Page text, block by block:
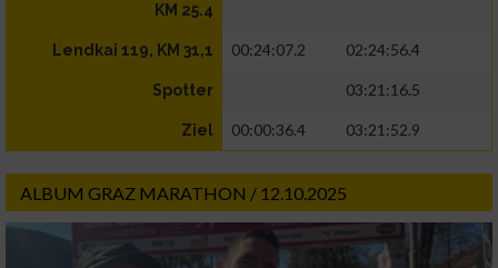
KM 25.4
Lendkai 119, KM 31,1 00:24:07.2 02:24:56.4
Spotter 03:21:16.5
Ziel 00:00:36.4 03:21:52.9
ALBUM GRAZ MARATHON / 12.10.2025